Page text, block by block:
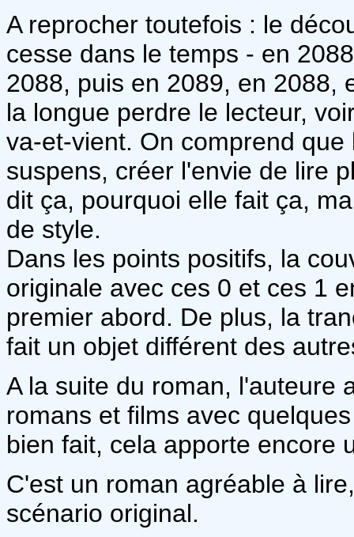
A reprocher toutefois : le
cesse dans le temps - en
2088, puis en 2089, en 2088,
la longue perdre le lecteur,
va-et-vient. On comprend
suspens, créer l'envie de lire
dit ça, pourquoi elle fait ça,
de style.
Dans les points positifs, la
originale avec ces 0 et ces 1
premier abord. De plus, la
fait un objet différent des
A la suite du roman,
romans et films avec
bien fait, cela apporte encore
C'est un roman agréable à
scénario original.